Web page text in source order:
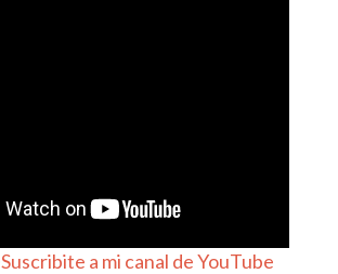
Suscribite a mi canal de YouTube